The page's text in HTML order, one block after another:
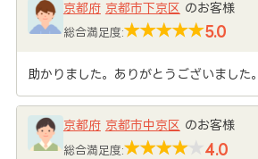
京都府 京都市下京区 のお客様
総合満足度: 5.0
助かりました。ありがとうございました。
京都府 京都市中京区 のお客様
総合満足度: 4.0